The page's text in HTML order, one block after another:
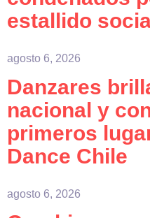
estallido
agosto 6, 2026
Danzares
nacional y
primeros
Dance Chile
agosto 6, 2026